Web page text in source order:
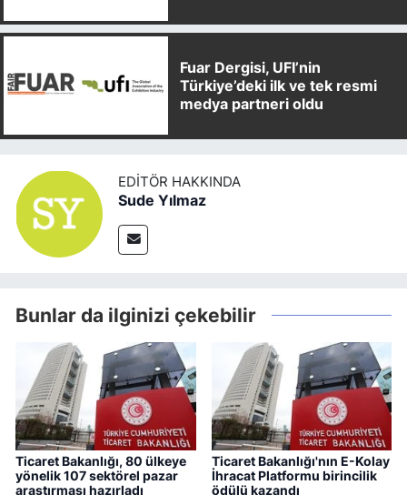
Fuar Dergisi, UFI’nin
Türkiye’deki ilk ve tek resmi
medya partneri oldu
EDITÖR HAKKINDA
Sude Yılmaz
Bunlar da ilginizi çekebilir
Ticaret Bakanlığı, 80 ülkeye
yönelik 107 sektörel pazar
araştırması hazırladı
Ticaret Bakanlığı'nın E-Kolay
İhracat Platformu birincilik
ödülü kazandı